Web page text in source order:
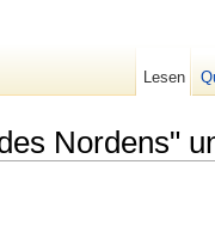
Nordens"
Lesen